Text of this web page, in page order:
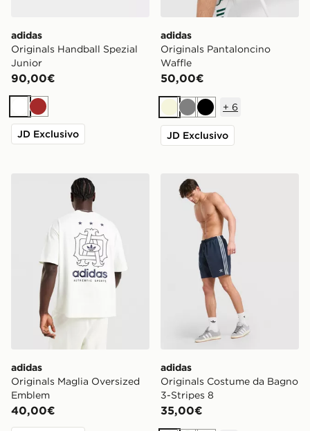
adidas
Originals Handball Spezial
Junior
90,00€
BiancoMarrone
JD Exclusivo
adidas
Originals Pantaloncino
Waffle
50,00€
BeigeGrigioNero
+ 6
JD Exclusivo
adidas Originals Maglia Oversized Emblem
adidas
Originals Maglia Oversized
Emblem
40,00€
adidas Originals Costume
adidas
Originals Costume da Bagno
3-Stripes 8
35,00€